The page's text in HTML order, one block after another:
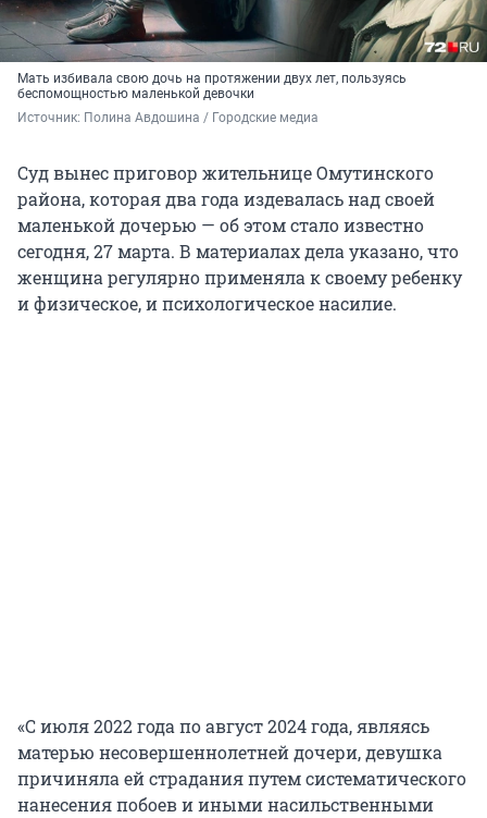
Мать избивала свою дочь на протяжении двух лет, пользуясь
беспомощностью маленькой девочки
Источник: Полина Авдошина / Городские медиа
Суд вынес приговор жительнице Омутинского
района, которая два года издевалась над своей
маленькой дочерью — об этом стало известно
сегодня,27 марта. В материалах дела указано, что
женщина регулярно применяла к своему ребенку
и физическое, и психологическое насилие.
«С июля 2022 года по август 2024 года, являясь
матерью несовершеннолетней дочери, девушка
причиняла ей страдания путем систематического
нанесения побоев и иными насильственными